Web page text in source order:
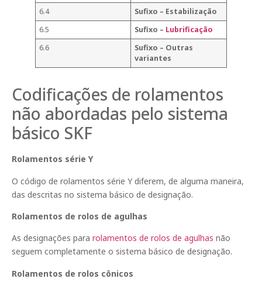
6.4
Sufixo – Estabilização
6.5
Sufixo – Lubrificação
6.6
Sufixo – Outras
variantes
Codificações de rolamentos
não abordadas pelo sistema
básico SKF
Rolamentos série Y
O código de rolamentos série Y diferem, de alguma maneira,
das descritas no sistema básico de designação.
Rolamentos de rolos de agulhas
As designações para rolamentos de rolos de agulhas não
seguem completamente o sistema básico de designação.
Rolamentos de rolos cônicos